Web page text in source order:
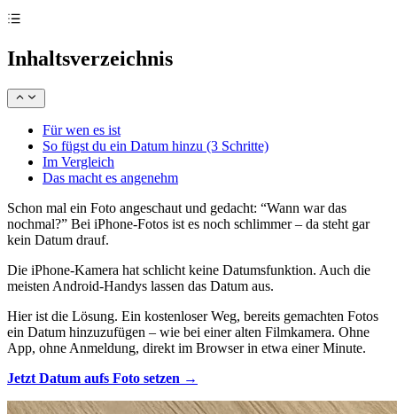
Inhaltsverzeichnis
Für wen es ist
So fügst du ein Datum hinzu (3 Schritte)
Im Vergleich
Das macht es angenehm
Schon mal ein Foto angeschaut und gedacht: “Wann war das
nochmal?” Bei iPhone-Fotos ist es noch schlimmer – da steht gar
kein Datum drauf.
Die iPhone-Kamera hat schlicht keine Datumsfunktion. Auch die
meisten Android-Handys lassen das Datum aus.
Hier ist die Lösung. Ein kostenloser Weg, bereits gemachten Fotos
ein Datum hinzuzufügen – wie bei einer alten Filmkamera. Ohne
App, ohne Anmeldung, direkt im Browser in etwa einer Minute.
Jetzt Datum aufs Foto setzen →